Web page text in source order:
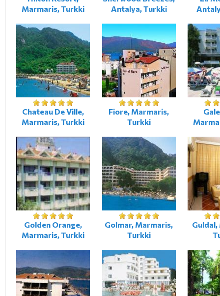
Marmaris, Turkki
Antalya, Turkki
Chateau De Ville,
Marmaris, Turkki
Fiore, Marmaris,
Turkki
Golden Orange,
Marmaris, Turkki
Golmar, Marmaris,
Turkki